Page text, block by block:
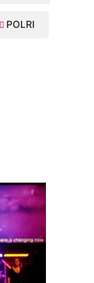
POLRI